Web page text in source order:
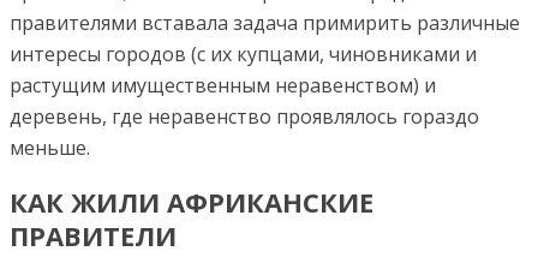
правителями вставала задача примирить различные
интересы городов (с их купцами, чиновниками и
растущим имущественным неравенством) и
деревень, где неравенство проявлялось гораздо
меньше.
КАК ЖИЛИ АФРИКАНСКИЕ
ПРАВИТЕЛИ